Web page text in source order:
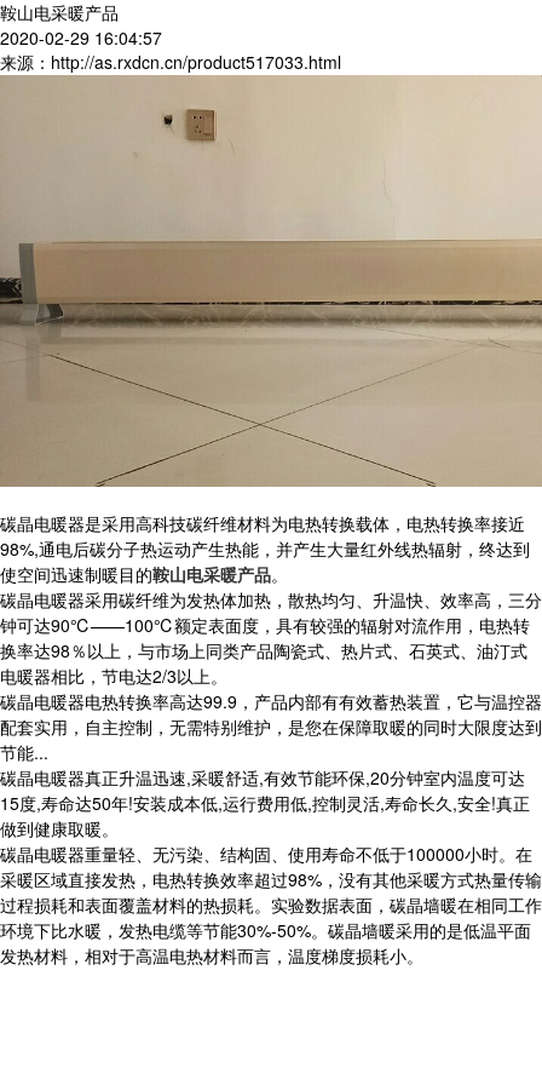
鞍山电采暖产品
2020-02-29 16:04:57
来源：http://as.rxdcn.cn/product517033.html
碳晶电暖器是采用高科技碳纤维材料为电热转换载体，电热转换率接近
98%,通电后碳分子热运动产生热能，并产生大量红外线热辐射，终达到
使空间迅速制暖目的鞍山电采暖产品。
碳晶电暖器采用碳纤维为发热体加热，散热均匀、升温快、效率高，三分
钟可达90℃——100℃额定表面度，具有较强的辐射对流作用，电热转
换率达98％以上，与市场上同类产品陶瓷式、热片式、石英式、油汀式
电暖器相比，节电达2/3以上。
碳晶电暖器电热转换率高达99.9，产品内部有有效蓄热装置，它与温控器
配套实用，自主控制，无需特别维护，是您在保障取暖的同时大限度达到
节能...
碳晶电暖器真正升温迅速,采暖舒适,有效节能环保,20分钟室内温度可达
15度,寿命达50年!安装成本低,运行费用低,控制灵活,寿命长久,安全!真正
做到健康取暖。
碳晶电暖器重量轻、无污染、结构固、使用寿命不低于100000小时。在
采暖区域直接发热，电热转换效率超过98%，没有其他采暖方式热量传输
过程损耗和表面覆盖材料的热损耗。实验数据表面，碳晶墙暖在相同工作
环境下比水暖，发热电缆等节能30%-50%。碳晶墙暖采用的是低温平面
发热材料，相对于高温电热材料而言，温度梯度损耗小。